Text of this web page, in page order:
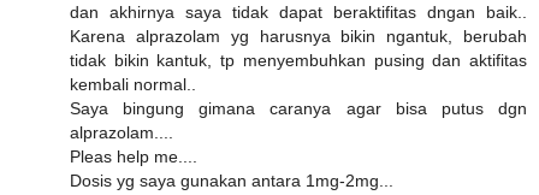
dan akhirnya saya tidak dapat beraktifitas dngan baik..
Karena alprazolam yg harusnya bikin ngantuk, berubah
tidak bikin kantuk, tp menyembuhkan pusing dan aktifitas
kembali normal..
Saya bingung gimana caranya agar bisa putus dgn
alprazolam....
Pleas help me....
Dosis yg saya gunakan antara 1mg-2mg...